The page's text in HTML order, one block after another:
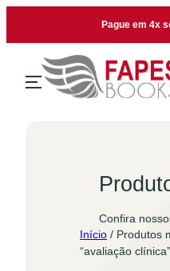
o
conteúdo
Pague em 4x
Confira
Início / Produtos
“avaliação clínica”